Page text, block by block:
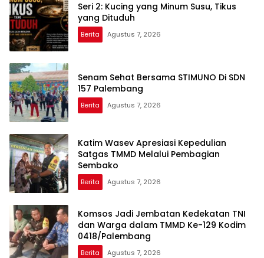
Seri 2: Kucing yang Minum Susu, Tikus
yang Dituduh
Berita Agustus 7, 2026
Senam Sehat Bersama STIMUNO Di SDN
157 Palembang
Berita Agustus 7, 2026
Katim Wasev Apresiasi Kepedulian
Satgas TMMD Melalui Pembagian
Sembako
Berita Agustus 7, 2026
Komsos Jadi Jembatan Kedekatan TNI
dan Warga dalam TMMD Ke-129 Kodim
0418/Palembang
Berita Agustus 7, 2026